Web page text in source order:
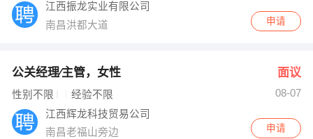
江西振龙实业有限公司
南昌洪都大道
申请
公关经理∕主管，女性 面议
性别不限 经验不限
08-07
江西辉龙科技贸易公司
南昌老福山旁边
申请